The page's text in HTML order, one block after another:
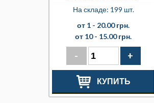
На складе: 199 шт.
от 1 - 20.00 грн.
от 10 - 15.00 грн.
- +
КУПИТЬ